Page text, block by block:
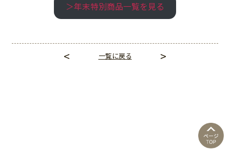
＞年末特別商品一覧を見る
< 一覧に戻る >